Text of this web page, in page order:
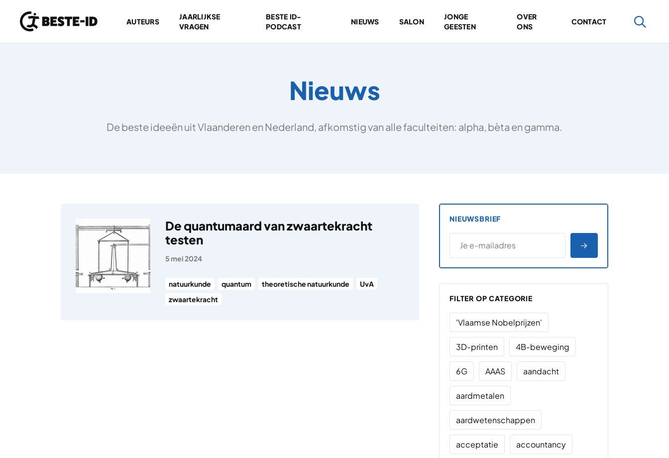
Ga naar inhoud
AUTEURS
JAARLIJKSE
VRAGEN
BESTE ID-
PODCAST
NIEUWS SALON
JONGE
GEESTEN
OVER
ONS
CONTACT
Nieuws
De beste ideeën uit Vlaanderen en Nederland, afkomstig van alle faculteiten: alpha, bèta en gamma.
De quantumaard van zwaartekracht
testen
5 mei 2024
natuurkunde quantum theoretische natuurkunde
UvA
zwaartekracht
NIEUWSBRIEF
E-MAILADRES
*
AANMELDEN
FILTER OP CATEGORIE
'Vlaamse Nobelprijzen'
3D-printen 4B-beweging
6G AAAS aandacht
aardmetalen
aardwetenschappen
acceptatie accountancy